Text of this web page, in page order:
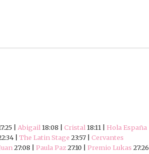
| Abigail 18:08 | Cristal 18:11 | Hola España
| The Latin Stage 23:57 | Cervantes
27:08 | Paula Paz27:10 | Premio Lukas 27:26